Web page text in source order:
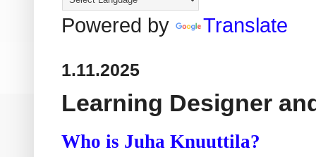
Powered by Translate
1.11.2025
Learning Designer
Who is Juha Knuuttila?